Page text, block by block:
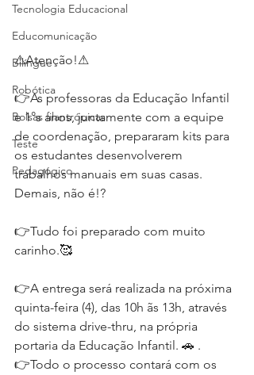
Tecnologia Educacional
Educomunicação
Bilíngue
Robótica
Bolsas filantrópicas
Teste
Pedagógico
⚠Atenção!⚠
👉As professoras da Educação Infantil
e 1°s anos, juntamente com a equipe
de coordenação, prepararam kits para
os estudantes desenvolverem
trabalhos manuais em suas casas.
Demais, não é!?
👉Tudo foi preparado com muito
carinho.🥰
👉A entrega será realizada na próxima
quinta-feira (4), das 10h ãs 13h, através
do sistema drive-thru, na própria
portaria da Educação Infantil. 🚗 .
👉Todo o processo contará com os